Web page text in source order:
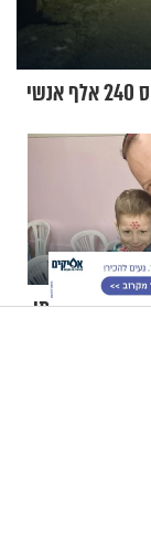
על רקע החשש מהסלמה: הממשלה תאשר גיוס 240 אלף אנשי
ניסיתי